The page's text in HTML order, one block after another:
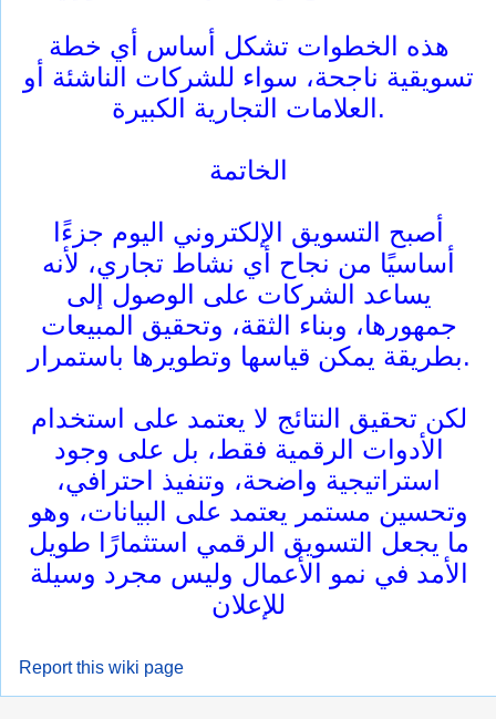
هذه الخطوات تشكل أساس أي خطة
تسويقية ناجحة، سواء للشركات الناشئة أو
العلامات التجارية الكبيرة.
الخاتمة
أصبح التسويق الإلكتروني اليوم جزءًا
أساسيًا من نجاح أي نشاط تجاري، لأنه
يساعد الشركات على الوصول إلى
جمهورها، وبناء الثقة، وتحقيق المبيعات
بطريقة يمكن قياسها وتطويرها باستمرار.
لكن تحقيق النتائج لا يعتمد على استخدام
الأدوات الرقمية فقط، بل على وجود
استراتيجية واضحة، وتنفيذ احترافي،
وتحسين مستمر يعتمد على البيانات، وهو
ما يجعل التسويق الرقمي استثمارًا طويل
الأمد في نمو الأعمال وليس مجرد وسيلة
للإعلان
Report this wiki page